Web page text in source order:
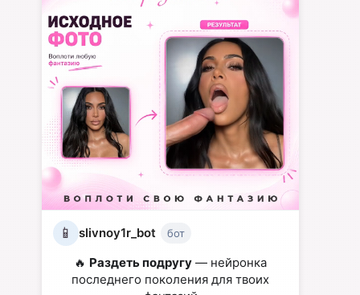
📱 slivnoy1r_bot бот
🔥 Раздеть подругу — нейронка
последнего поколения для твоих